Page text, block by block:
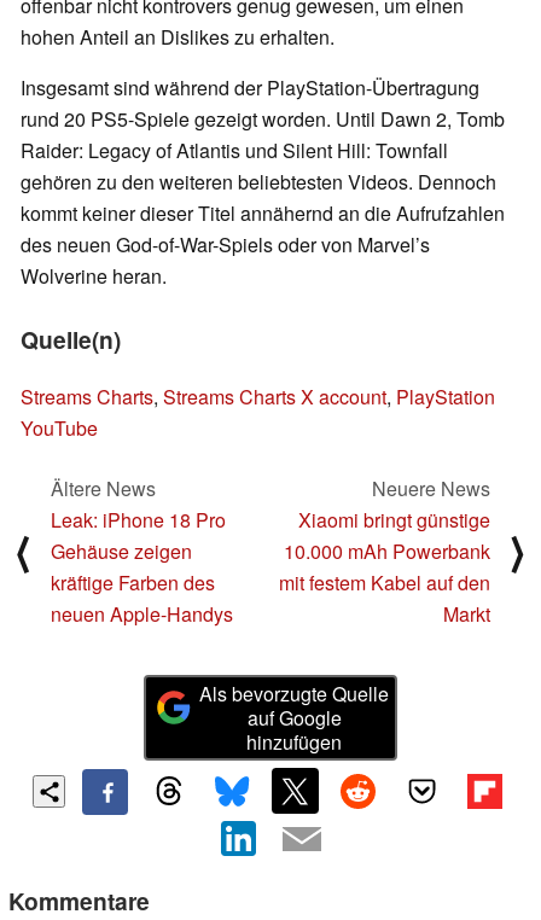
hohen Anteil an Dislikes zu erhalten.
Insgesamt sind während der PlayStation-Übertragung
rund 20 PS5-Spiele gezeigt worden. Until Dawn 2, Tomb
Raider: Legacy of Atlantis und Silent Hill: Townfall
gehören zu den weiteren beliebtesten Videos. Dennoch
kommt keiner dieser Titel annähernd an die Aufrufzahlen
des neuen God-of-War-Spiels oder von Marvel’s
Wolverine heran.
Quelle(n)
Streams Charts, Streams Charts X account, PlayStation
YouTube
⟨
Ältere News
Leak: iPhone 18 Pro
Gehäuse zeigen
kräftige Farben des
neuen Apple-Handys
Neuere News
Xiaomi bringt günstige
10.000 mAh Powerbank
mit festem Kabel auf den
Markt
⟩
Als bevorzugte Quelle
auf Google
hinzufügen
Kommentare